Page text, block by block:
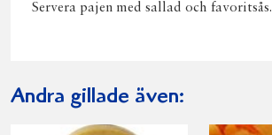
Servera pajen med sallad och favoritsås.
Andra gillade även: